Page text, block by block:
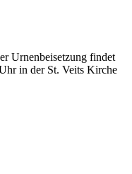
Urnenbeisetzung findet
in der St. Veits Kirche